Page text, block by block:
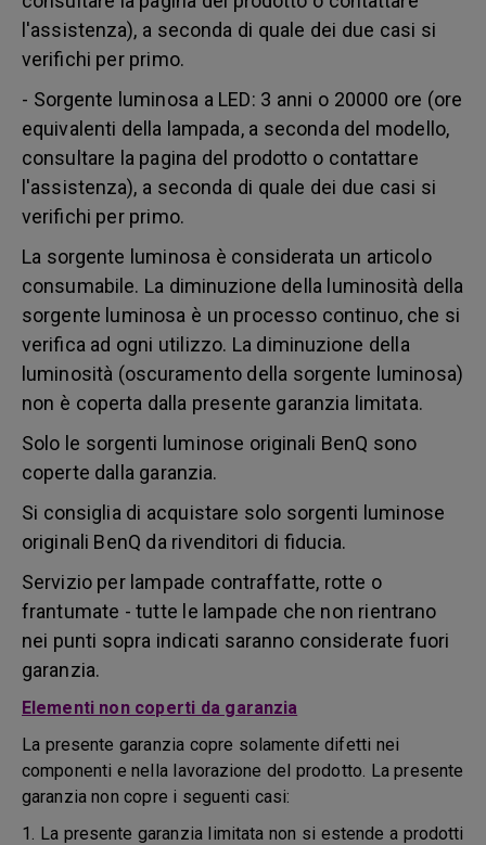
l'assistenza), a seconda di quale dei due casi si
verifichi per primo.
- Sorgente luminosa a LED: 3 anni o 20000 ore (ore
equivalenti della lampada, a seconda del modello,
consultare la pagina del prodotto o contattare
l'assistenza), a seconda di quale dei due casi si
verifichi per primo.
La sorgente luminosa è considerata un articolo
consumabile. La diminuzione della luminosità della
sorgente luminosa è un processo continuo, che si
verifica ad ogni utilizzo. La diminuzione della
luminosità (oscuramento della sorgente luminosa)
non è coperta dalla presente garanzia limitata.
Solo le sorgenti luminose originali BenQ sono
coperte dalla garanzia.
Si consiglia di acquistare solo sorgenti luminose
originali BenQ da rivenditori di fiducia.
Servizio per lampade contraffatte, rotte o
frantumate - tutte le lampade che non rientrano
nei punti sopra indicati saranno considerate fuori
garanzia.
Elementi non coperti da garanzia
La presente garanzia copre solamente difetti nei
componenti e nella lavorazione del prodotto. La presente
garanzia non copre i seguenti casi:
1. La presente garanzia limitata non si estende a prodotti